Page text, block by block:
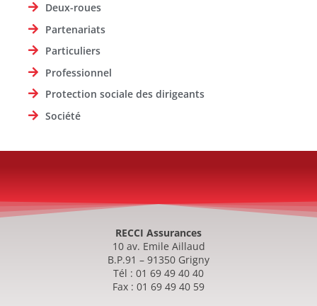
Deux-roues
Partenariats
Particuliers
Professionnel
Protection sociale des dirigeants
Société
RECCI Assurances
10 av. Emile Aillaud
B.P.91 – 91350 Grigny
Tél : 01 69 49 40 40
Fax : 01 69 49 40 59